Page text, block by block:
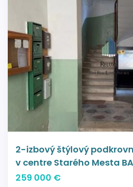
2-izbový štýlový
v centre Starého Mesta
ulica na predaj
259 000 €